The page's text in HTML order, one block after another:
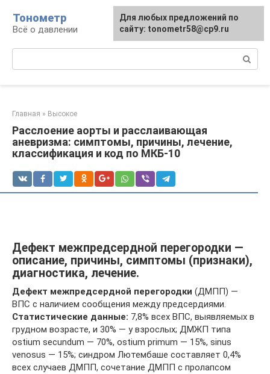
контенту
Тонометр
Всё о давлении
Главная » Высокое
Расслоение аорты и расслаивающая
аневризма: симптомы, причины, лечение,
классификация и код по МКБ-10
Дефект межпредсердной перегородки —
описание, причины, симптомы (признаки),
диагностика, лечение.
Дефект межпредсердной перегородки (ДМПП) —
ВПС с наличием сообщения между предсердиями.
Статистические данные: 7,8% всех ВПС, выявляемых в
грудном возрасте, и 30% — у взрослых; ДМЖП типа
ostium secundum — 70%, ostium primum — 15%, sinus
venosus — 15%; синдром Лютембаше составляет 0,4%
всех случаев ДМПП, сочетание ДМПП с пролапсом
Для любых предложений по
сайту: tonometr58@cp9.ru
Для любых предложений по
сайту: tonometr58@cp9.ru